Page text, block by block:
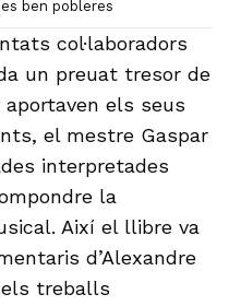
ben pobleres
col·laboradors
un preuat tresor de
els seus
el mestre Gaspar
interpretades
la
Així el llibre va
d’Alexandre
treballs